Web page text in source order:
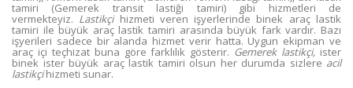
tamiri (Gemerek transit lastiği tamiri) gibi hizmetleri de
vermekteyiz. Lastikçihizmeti veren işyerlerinde binek araç lastik
tamiri ile büyük araç lastik tamiri arasında büyük fark vardır. Bazı
işyerileri sadece bir alanda hizmet verir hatta. Uygun ekipman ve
araç içi teçhizat buna göre farklılık gösterir. Gemerek lastikçi, ister
binek ister büyük araç lastik tamiri olsun her durumda sizlere acil
lastikçihizmeti sunar.